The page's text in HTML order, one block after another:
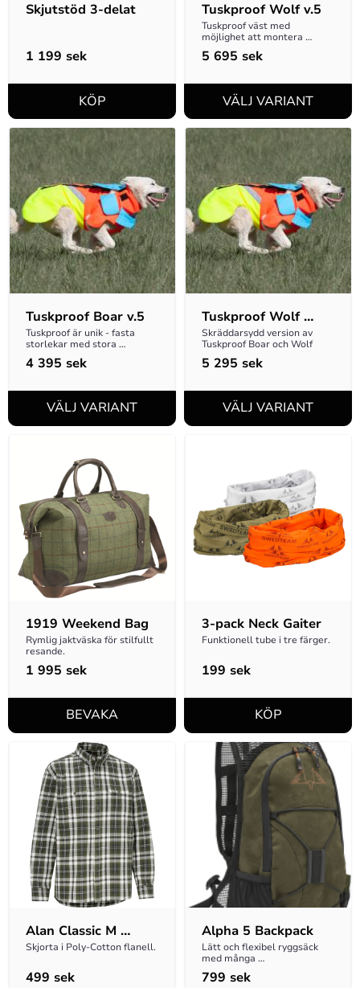
Skjutstöd 3-delat
1 199 sek
Tuskproof Wolf v.5
Tuskproof väst med
möjlighet att montera
vargstål på ryggen, för att
avvärja vargangrepp. Nu i
5 695 sek
Tuskproof Boar v.5
Tuskproof är unik - fasta
storlekar med stora
justeringsmöjligheter.
4 395 sek
Tuskproof Wolf
Skräddarsydd XXS
Skräddarsydd version av
Tuskproof Boar och Wolf
5 295 sek
1919 Weekend Bag
Rymlig jaktväska för stilfullt
resande.
1 995 sek
3-pack Neck Gaiter
Funktionell tube i tre färger.
199 sek
Alan Classic M
Skjorta
Skjorta i Poly-Cotton flanell.
499 sek
Alpha 5 Backpack
Lätt och flexibel ryggsäck
med många
användningsområden
799 sek